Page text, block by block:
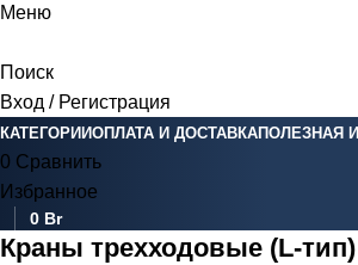
Меню
Поиск
Вход / Регистрация
КАТЕГОРИИОПЛАТА И ДОСТАВКАПОЛЕЗНАЯ
0 Сравнить
Избранное
0элемент
0 Br
Краны трехходовые (L-тип)